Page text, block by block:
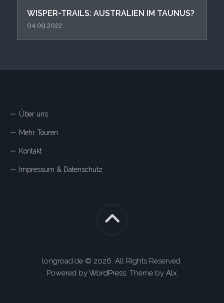
WISPER-TRAILS: AUSTRALIEN IM TAUNUS?
04.09.2022
Über uns
Mehr Touren
Kontakt
Impressum & Datenschutz
longroad.de © 2026. All Rights Reserved.
Powered byWordPress. Theme by Alx.